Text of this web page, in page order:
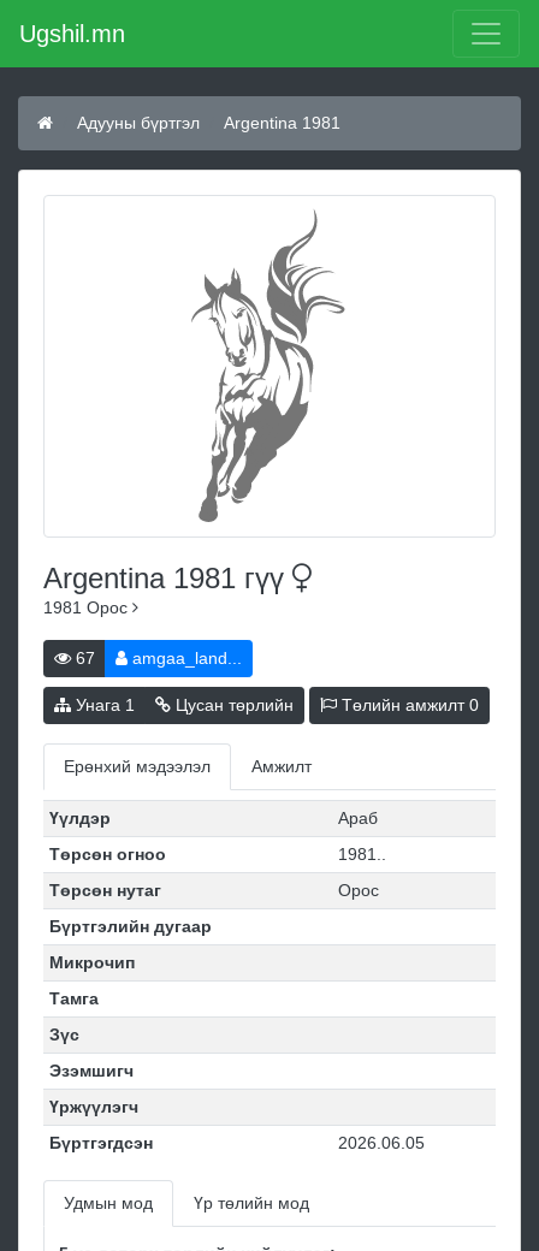
Ugshil.mn
Адууны бүртгэл Argentina 1981
Argentina 1981 гүү
1981 Орос
67 amgaa_land...
Унага 1 Цусан төрлийн Төлийн амжилт0
Ерөнхий мэдээлэл Амжилт
Үүлдэр
Араб
Төрсөн огноо
1981..
Төрсөн нутаг
Орос
Бүртгэлийн дугаар
Микрочип
Тамга
Зүс
Эзэмшигч
Үржүүлэгч
Бүртгэгдсэн
2026.06.05
Удмын мод Үр төлийн мод